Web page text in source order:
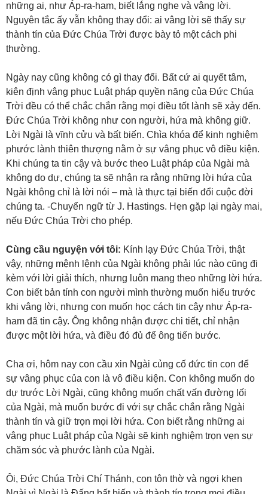
những ai, như Áp-ra-ham, biết lắng nghe và vâng lời.
Nguyên tắc ấy vẫn không thay đổi: ai vâng lời sẽ thấy sự
thành tín của Đức Chúa Trời được bày tỏ một cách phi
thường.
Ngày nay cũng không có gì thay đổi. Bất cứ ai quyết tâm,
kiên định vâng phục Luật pháp quyền năng của Đức Chúa
Trời đều có thể chắc chắn rằng mọi điều tốt lành sẽ xảy đến.
Đức Chúa Trời không như con người, hứa mà không giữ.
Lời Ngài là vĩnh cửu và bất biến. Chìa khóa để kinh nghiệm
phước lành thiên thượng nằm ở sự vâng phục vô điều kiện.
Khi chúng ta tin cậy và bước theo Luật pháp của Ngài mà
không do dự, chúng ta sẽ nhận ra rằng những lời hứa của
Ngài không chỉ là lời nói – mà là thực tại biến đổi cuộc đời
chúng ta. -Chuyển ngữ từ J. Hastings. Hẹn gặp lại ngày mai,
nếu Đức Chúa Trời cho phép.
Cùng cầu nguyện với tôi: Kính lạy Đức Chúa Trời, thật
vậy, những mệnh lệnh của Ngài không phải lúc nào cũng đi
kèm với lời giải thích, nhưng luôn mang theo những lời hứa.
Con biết bản tính con người mình thường muốn hiểu trước
khi vâng lời, nhưng con muốn học cách tin cậy như Áp-ra-
ham đã tin cậy. Ông không nhận được chi tiết, chỉ nhận
được một lời hứa, và điều đó đủ để ông tiến bước.
Cha ơi, hôm nay con cầu xin Ngài củng cố đức tin con để
sự vâng phục của con là vô điều kiện. Con không muốn do
dự trước Lời Ngài, cũng không muốn chất vấn đường lối
của Ngài, mà muốn bước đi với sự chắc chắn rằng Ngài
thành tín và giữ trọn mọi lời hứa. Con biết rằng những ai
vâng phục Luật pháp của Ngài sẽ kinh nghiệm trọn vẹn sự
chăm sóc và phước lành của Ngài.
Ôi, Đức Chúa Trời Chí Thánh, con tôn thờ và ngợi khen